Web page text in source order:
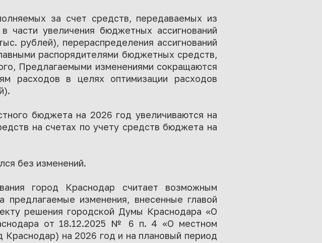
за счет средств, передаваемых из
части увеличения бюджетных ассигнований
рублей), перераспределения ассигнований
распорядителями бюджетных средств,
Предлагаемыми изменениями сокращаются
расходов в целях оптимизации расходов
бюджета на 2026 год увеличиваются на
на счетах по учету средств бюджета на
без изменений.
город Краснодар считает возможным
изменения, внесенные главой
решения городской Думы Краснодара «О
от 18.12.2025 № 6 п. 4 «О местном
на 2026 год и на плановый период